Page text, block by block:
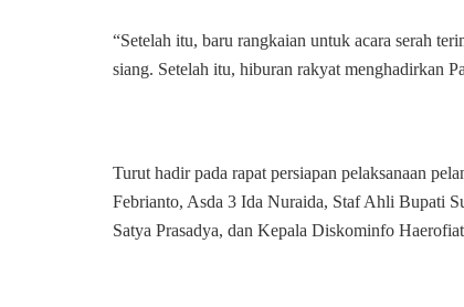
“Setelah itu, baru rangkaian untuk acara serah
siang. Setelah itu, hiburan rakyat menghadirkan
Turut hadir pada rapat persiapan pelaksanaan
Febrianto, Asda 3 Ida Nuraida, Staf Ahli Bupati
Satya Prasadya, dan Kepala Diskominfo